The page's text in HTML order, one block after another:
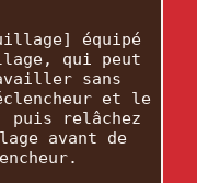
équipé
qui peut
sans
et le
puis relâchez
avant de